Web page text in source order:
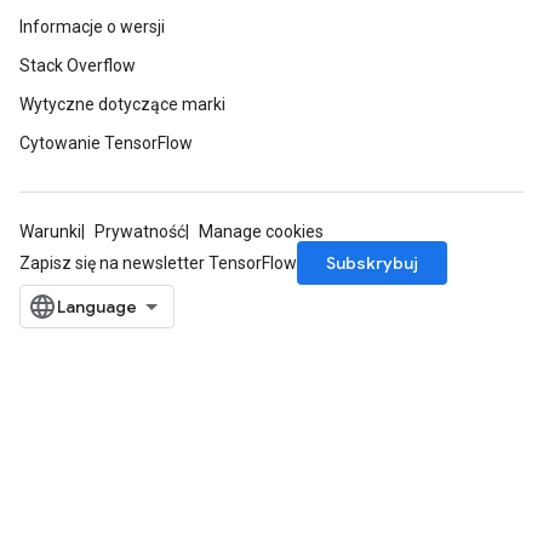
Informacje o wersji
Stack Overflow
Wytyczne dotyczące marki
Cytowanie TensorFlow
Warunki Prywatność
Manage cookies
Zapisz się na newsletter TensorFlow
Subskrybuj